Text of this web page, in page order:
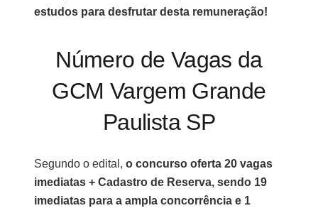
estudos para desfrutar desta remuneração!
Número de Vagas da
GCM Vargem Grande
Paulista SP
Segundo o edital, o concurso oferta 20 vagas
imediatas + Cadastro de Reserva, sendo 19
imediatas para a ampla concorrência e 1